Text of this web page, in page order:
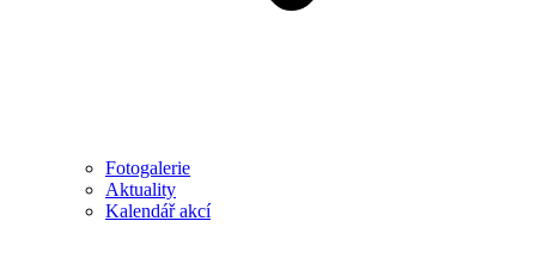
Fotogalerie
Aktuality
Kalendář akcí